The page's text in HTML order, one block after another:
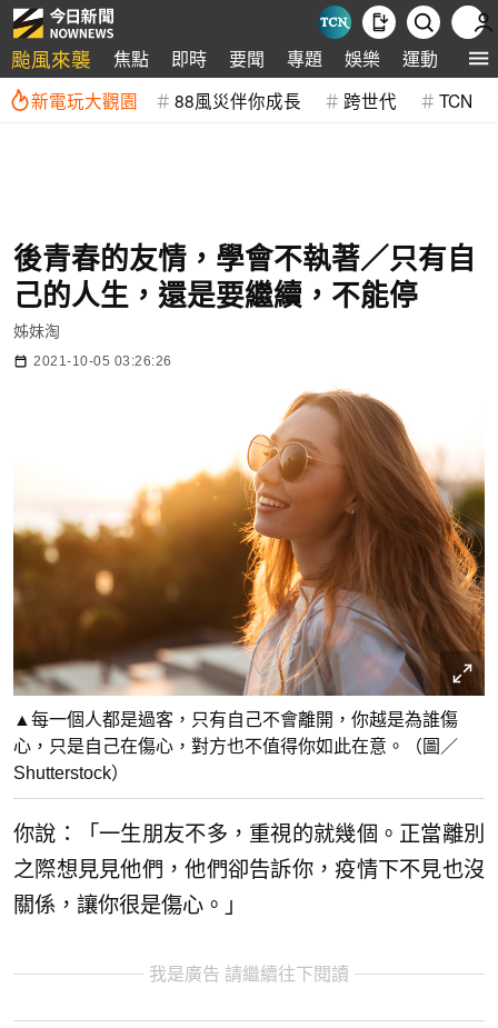
颱風來襲 焦點 即時 要聞 專題 娛樂 運動 全球
新電玩大觀園 88風災伴你成長 跨世代 TCN
後青春的友情，學會不執著／只有自
己的人生，還是要繼續，不能停
姊妹淘
2021-10-05 03:26:26
▲每一個人都是過客，只有自己不會離開，你越是為誰傷
心，只是自己在傷心，對方也不值得你如此在意。（圖／
Shutterstock）
你說：「一生朋友不多，重視的就幾個。正當離別
之際想見見他們，他們卻告訴你，疫情下不見也沒
關係，讓你很是傷心。」
我是廣告 請繼續往下閱讀